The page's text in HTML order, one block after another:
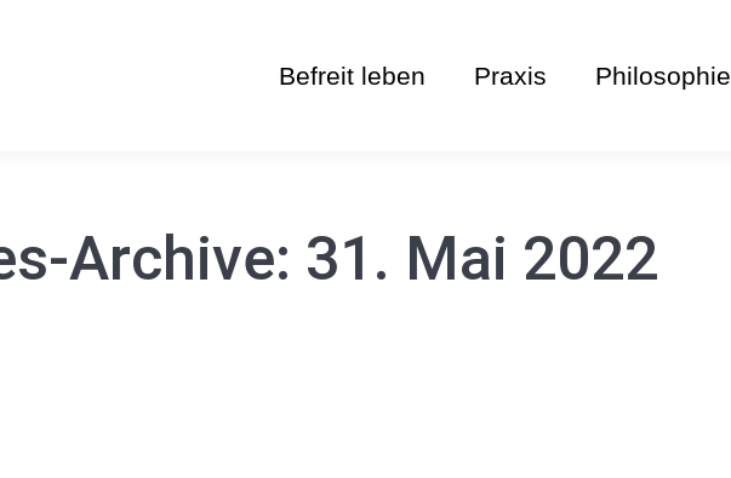
Befreit leben Praxis Philosophie
Archive: 31. Mai 2022